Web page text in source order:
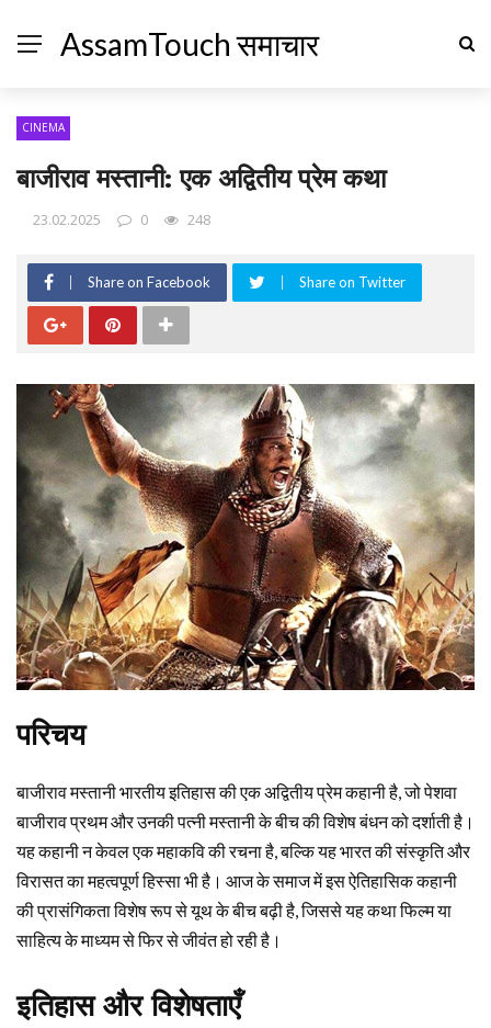
AssamTouch समाचार
CINEMA
बाजीराव मस्तानी: एक अद्वितीय प्रेम कथा
23.02.2025 0 248
Share on Facebook Share on Twitter
परिचय
बाजीराव मस्तानी भारतीय इतिहास की एक अद्वितीय प्रेम कहानी है, जो पेशवा
बाजीराव प्रथम और उनकी पत्नी मस्तानी के बीच की विशेष बंधन को दर्शाती है।
यह कहानी न केवल एक महाकवि की रचना है, बल्कि यह भारत की संस्कृति और
विरासत का महत्वपूर्ण हिस्सा भी है। आज के समाज में इस ऐतिहासिक कहानी
की प्रासंगिकता विशेष रूप से यूथ के बीच बढ़ी है, जिससे यह कथा फिल्म या
साहित्य के माध्यम से फिर से जीवंत हो रही है।
इतिहास और विशेषताएँ